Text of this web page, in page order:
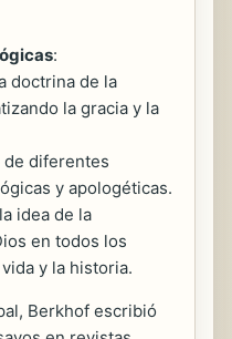
:
doctrina de la
la gracia y la
de diferentes
y apologéticas.
idea de la
en todos los
y la historia.
Berkhof escribió